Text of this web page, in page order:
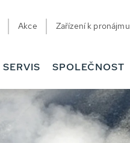
Akce Zařízení k pronájmu
SERVIS SPOLEČNOST